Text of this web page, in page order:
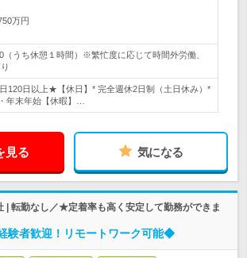
万円
（うち休憩１時間）※繁忙度に応じて時間外労働、
120日以上★【休日】* 完全週休2日制（土日休み）*
年末年始【休暇】…
見る 気になる
| 転勤なし／★定着率も高く安定して勤務ができま
験者歓迎！リモートワーク可能◆